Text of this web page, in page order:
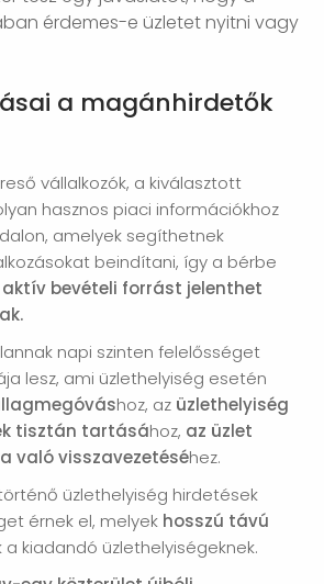
érdemes-e üzletet nyitni vagy
a magánhirdetők
vállalkozók, a kiválasztott
hasznos piaci információkhoz
amelyek segíthetnek
beindítani, így a bérbe
aktív bevételi forrást jelenthet
napi szinten felelősséget
lesz, ami üzlethelyiség esetén
hoz, az üzlethelyiség
tisztán tartásához, az üzlet
való visszavezetéséhez.
üzlethelyiség hirdetések
érnek el, melyek hosszú távú
a kiadandó üzlethelyiségeknek.